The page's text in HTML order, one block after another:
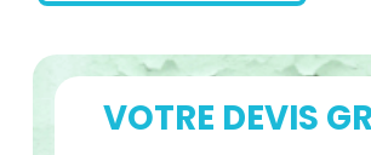
VOTRE DEVIS